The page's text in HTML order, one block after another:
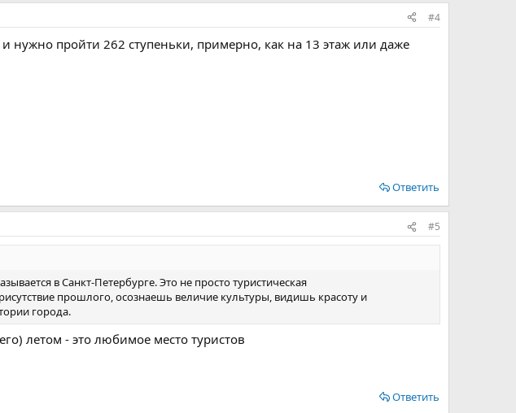
#4
нужно пройти 262 ступеньки, примерно, как на 13 этаж или даже
Ответить
#5
в Санкт-Петербурге. Это не просто туристическая
прошлого, осознаешь величие культуры, видишь красоту и
города.
летом - это любимое место туристов
Ответить